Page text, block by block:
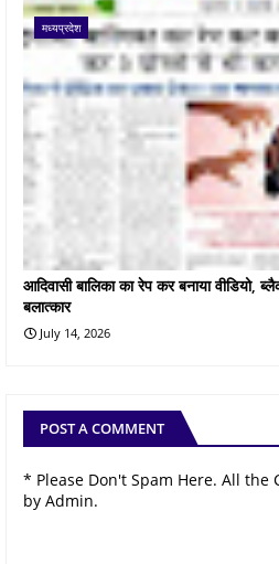
मध्यप्रदेश
आदिवासी बालिका का रेप कर बनाया वीडियो,
बलात्कार
July 14, 2026
POST A COMMENT
* Please Don't Spam Here. All the
by Admin.